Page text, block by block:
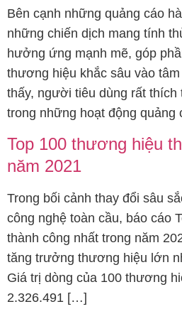
Bên cạnh những quảng cáo
những chiến dịch mang tính
hưởng ứng mạnh mẽ, góp
thương hiệu khắc sâu vào
thấy, người tiêu dùng rất
trong những hoạt động
Top 100 thương hiệu
năm 2021
Trong bối cảnh thay đổi sâu
công nghệ toàn cầu, báo cáo
thành công nhất trong năm
tăng trưởng thương hiệu lớn
Giá trị dòng của 100 thương
2.326.491 […]